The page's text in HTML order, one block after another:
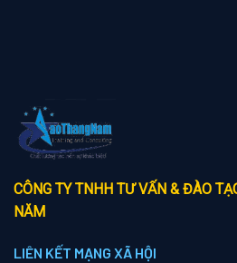
CÔNG TY TNHH TƯ VẤN & ĐÀO
NĂM
LIÊN KẾT MẠNG XÃ HỘI